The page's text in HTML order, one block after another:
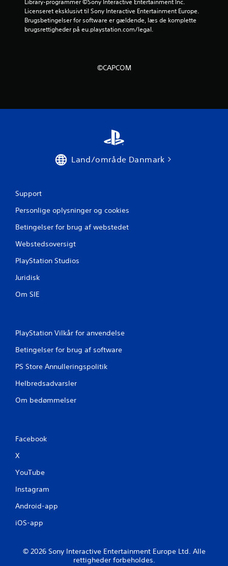
n
Library-programmer ©Sony Interactive Entertainment Inc.
Licenseret eksklusivt til Sony Interactive Entertainment Europe.
Brugsbetingelser for software er gældende, læs de komplette
brugsrettigheder på eu.playstation.com/legal.
©CAPCOM
Land/område Danmark
Support
Personlige oplysninger og cookies
Betingelser for brug af webstedet
Webstedsoversigt
PlayStation Studios
Juridisk
Om SIE
PlayStation Vilkår for anvendelse
Betingelser for brug af software
PS Store Annulleringspolitik
Helbredsadvarsler
Om bedømmelser
Facebook
X
YouTube
Instagram
Android-app
iOS-app
© 2026 Sony Interactive Entertainment Europe Ltd. Alle
rettigheder forbeholdes.